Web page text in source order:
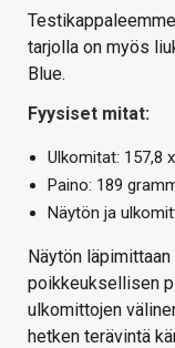
tarjolla on myös
Blue.
Fyysiset mitat:
Ulkomitat: 157,8
Paino: 189
Näytön ja
Näytön
poikkeuksellisen
ulkomittojen
hetken terävintä